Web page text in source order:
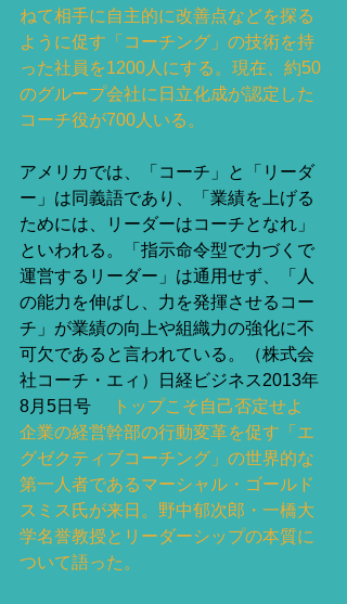
ねて相手に自主的に改善点などを探る
ように促す「コーチング」の技術を持
った社員を1200人にする。現在、約50
のグループ会社に日立化成が認定した
コーチ役が700人いる。
アメリカでは、「コーチ」と「リーダ
ー」は同義語であり、「業績を上げる
ためには、リーダーはコーチとなれ」
といわれる。「指示命令型で力づくで
運営するリーダー」は通用せず、「人
の能力を伸ばし、力を発揮させるコー
チ」が業績の向上や組織力の強化に不
可欠であると言われている。（株式会
社コーチ・エィ）日経ビジネス2013年
8月5日号
トップこそ自己否定せよ
企業の経営幹部の行動変革を促す「エ
グゼクティブコーチング」の世界的な
第一人者であるマーシャル・ゴールド
スミス氏が来日。野中郁次郎・一橋大
学名誉教授とリーダーシップの本質に
ついて語った。